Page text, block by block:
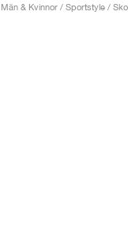
Män & Kvinnor / Sportstyle /